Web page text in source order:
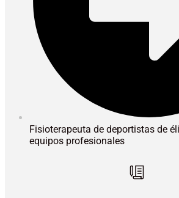
Fisioterapeuta de deportistas de
equipos profesionales